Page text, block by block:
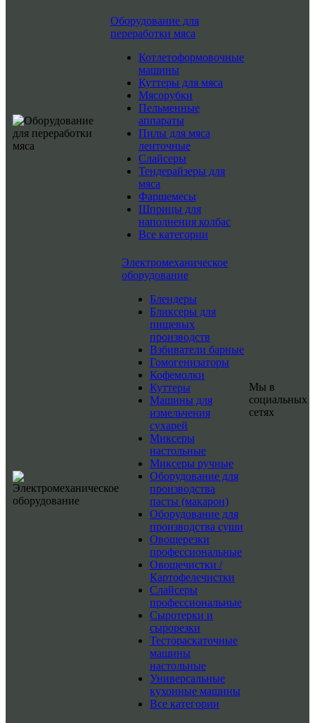
Оборудование для
переработки мяса
Котлетоформовочные
машины
Куттеры для мяса
Мясорубки
Пельменные
аппараты
Пилы для мяса
ленточные
Слайсеры
Тендерайзеры для
мяса
Фаршемесы
Шприцы для
наполнения колбас
Все категории
Электромеханическое
оборудование
Блендеры
Бликсеры для
пищевых
производств
Взбиватели барные
Гомогенизаторы
Кофемолки
Куттеры
Машины для
измельчения
сухарей
Миксеры
настольные
Миксеры ручные
Оборудование для
производства
пасты (макарон)
Оборудование для
производства суши
Овощерезки
профессиональные
Овощечистки /
Картофелечистки
Слайсеры
профессиональные
Сыротерки и
сырорезки
Тестораскаточные
машины
настольные
Универсальные
кухонные машины
Все категории
Мы в
социальных
сетях